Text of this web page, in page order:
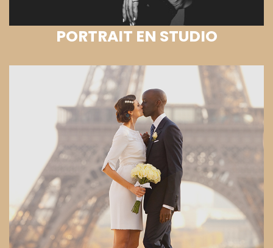
PORTRAIT EN STUDIO